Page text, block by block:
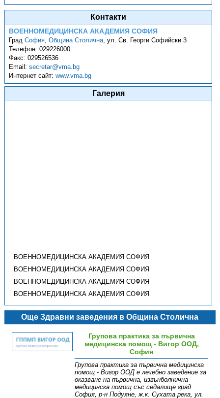
Контакти
ВОЕННОМЕДИЦИНСКА АКАДЕМИЯ СОФИЯ
ГрадСофия,Община Столична,ул. Св. Георги Софийски 3
Телефон:029226000
Факс:029526536
Email:secretar@vma.bg
Интернет сайт:www.vma.bg
Галерия
ВОЕННОМЕДИЦИНСКА АКАДЕМИЯ СОФИЯ
ВОЕННОМЕДИЦИНСКА АКАДЕМИЯ СОФИЯ
ВОЕННОМЕДИЦИНСКА АКАДЕМИЯ СОФИЯ
ВОЕННОМЕДИЦИНСКА АКАДЕМИЯ СОФИЯ
Още Здравни заведения в Община Столична
Групова практика за първична
медицинска помощ - Вигор ООД,
София
Групова практика за първична медицинска
помощ - Вигор ООД е лечебно заведение за
оказване на първична, извънболнична
медицинска помощ със седалище град
София, р-н Подуяне, ж.к. Сухата река, ул.